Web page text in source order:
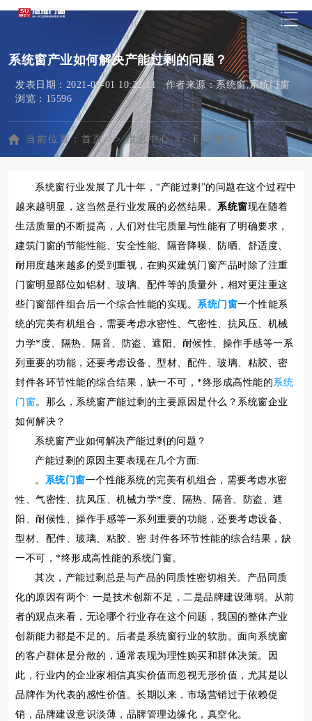
系统窗产业如何解决产能过剩的问题？
发表日期：2021-09-01 10:22:11 作者来源：系统窗,系统门窗
浏览：15596
当前位置： 首页>>信息中心>>ESS玻璃
系统窗行业发展了几十年，“产能过剩”的问题在这个过程中
越来越明显，这当然是行业发展的必然结果。 系统窗现在随着
生活质量的不断提高，人们对住宅质量与性能有了明确要求，
建筑门窗的节能性能、安全性能、隔音降噪、防晒、舒适度、
耐用度越来越多的受到重视，在购买建筑门窗产品时除了注重
门窗明显部位如铝材、玻璃、配件等的质量外，相对更注重这
些门窗部件组合后一个综合性能的实现。 系统门窗一个性能系
统的完美有机组合，需要考虑水密性、气密性、抗风压、机械
力学*度、隔热、隔音、防盗、遮阳、耐候性、操作手感等一系
列重要的功能，还要考虑设备、型材、配件、玻璃、粘胶、密
封件各环节性能的综合结果，缺一不可，*终形成高性能的系统
门窗。那么，系统窗产能过剩的主要原因是什么？系统窗企业
如何解决？
系统窗产业如何解决产能过剩的问题？
产能过剩的原因主要表现在几个方面:
。 系统门窗一个性能系统的完美有机组合，需要考虑水密
性、气密性、抗风压、机械力学*度、隔热、隔音、防盗、遮
阳、耐候性、操作手感等一系列重要的功能，还要考虑设备、
型材、配件、玻璃、粘胶、密 封件各环节性能的综合结果，缺
一不可，*终形成高性能的系统门窗。
其次，产能过剩总是与产品的同质性密切相关。产品同质
化的原因有两个: 一是技术创新不足，二是品牌建设薄弱。从前
者的观点来看，无论哪个行业存在这个问题，我国的整体产业
创新能力都是不足的。后者是系统窗行业的软肋。面向系统窗
的客户群体是分散的，通常表现为理性购买和群体决策。因
此，行业内的企业家相信真实价值而忽视无形价值，尤其是以
品牌作为代表的感性价值。长期以来，市场营销过于依赖促
销，品牌建设意识淡薄，品牌管理边缘化，真空化。